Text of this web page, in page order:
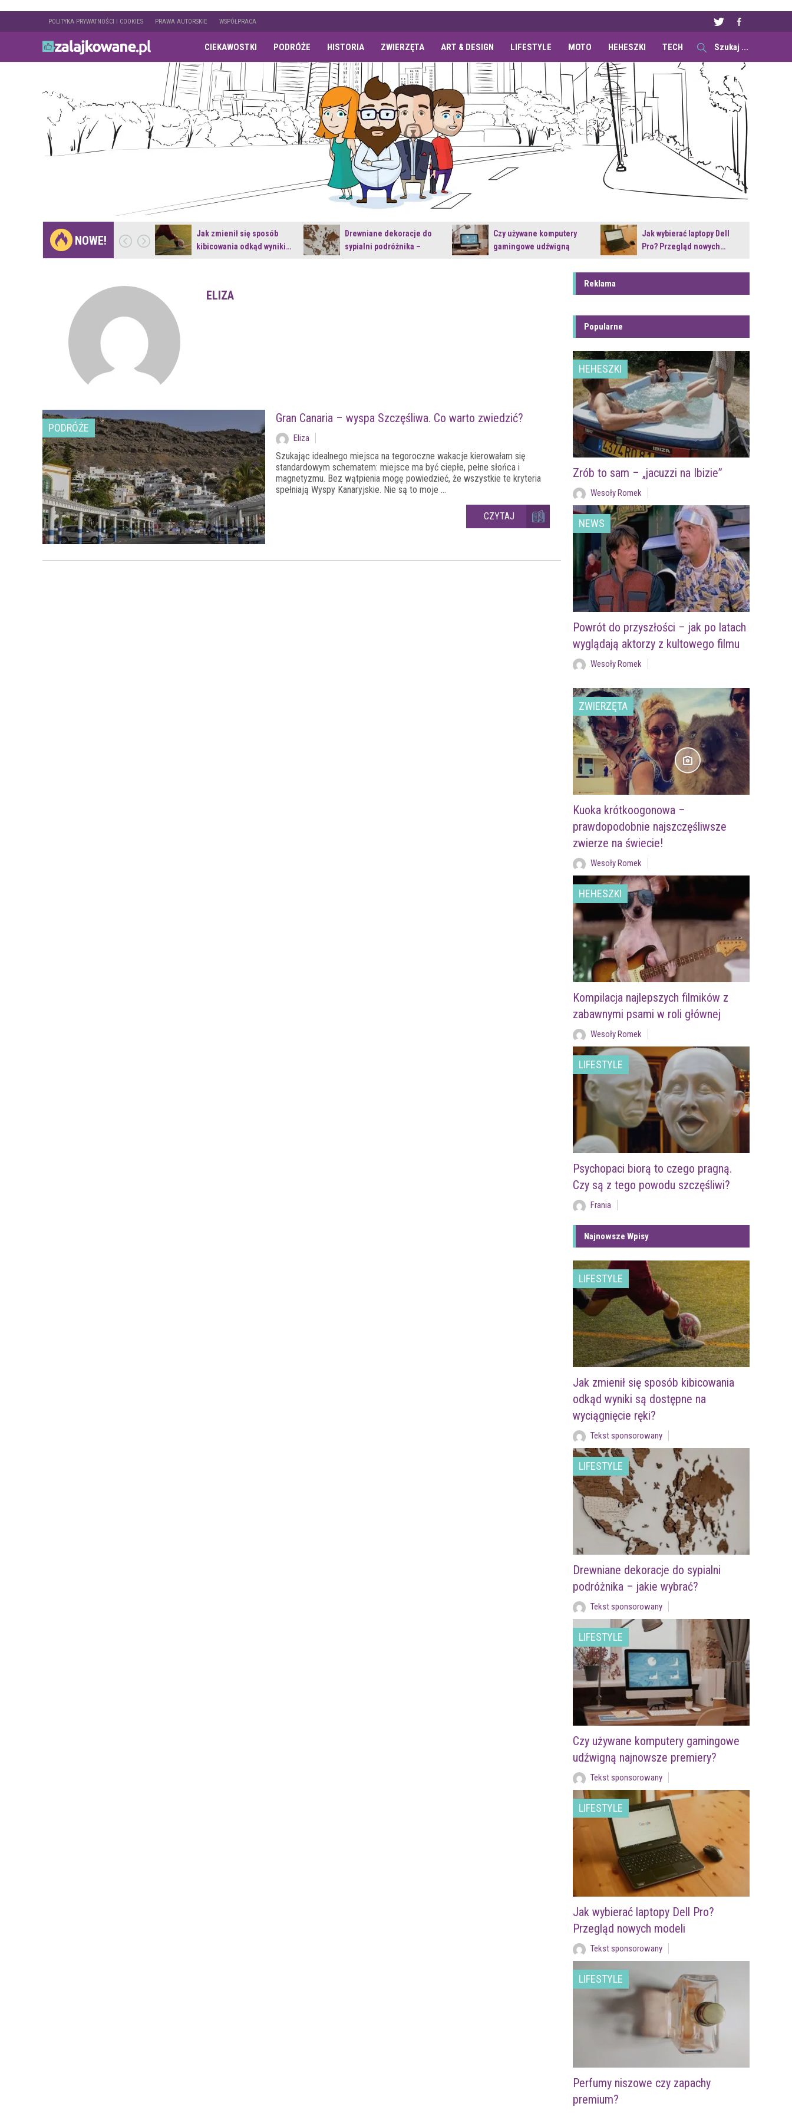
POLITYKA PRYWATNOŚCI I COOKIES PRAWA AUTORSKIE WSPÓŁPRACA
CIEKAWOSTKI PODRÓŻE HISTORIA ZWIERZĘTA ART & DESIGN LIFESTYLE MOTO HEHESZKI TECH
NOWE!
Gdzie pojechać na
weekend z naturą w…
Jak zmienił się sposób
kibicowania odkąd wyniki…
Drewniane dekoracje do
sypialni podróżnika –
Czy używane komputery
gamingowe udźwigną
Jak wybierać laptopy Dell
Pro? Przegląd nowych…
ELIZA
PODRÓŻE
Gran Canaria – wyspa Szczęśliwa. Co warto zwiedzić?
Eliza
Szukając idealnego miejsca na tegoroczne wakacje kierowałam się
standardowym schematem: miejsce ma być ciepłe, pełne słońca i
magnetyzmu. Bez wątpienia mogę powiedzieć, że wszystkie te kryteria
spełniają Wyspy Kanaryjskie. Nie są to moje ...
CZYTAJ
Reklama
Popularne
HEHESZKI
Zrób to sam – „jacuzzi na Ibizie”
Wesoły Romek
NEWS
Powrót do przyszłości – jak po latach
wyglądają aktorzy z kultowego filmu
Wesoły Romek
ZWIERZĘTA
Kuoka krótkoogonowa –
prawdopodobnie najszczęśliwsze
zwierze na świecie!
Wesoły Romek
HEHESZKI
Kompilacja najlepszych filmików z
zabawnymi psami w roli głównej
Wesoły Romek
LIFESTYLE
Psychopaci biorą to czego pragną.
Czy są z tego powodu szczęśliwi?
Frania
Najnowsze Wpisy
LIFESTYLE
Jak zmienił się sposób kibicowania
odkąd wyniki są dostępne na
wyciągnięcie ręki?
Tekst sponsorowany
LIFESTYLE
Drewniane dekoracje do sypialni
podróżnika – jakie wybrać?
Tekst sponsorowany
LIFESTYLE
Czy używane komputery gamingowe
udźwigną najnowsze premiery?
Tekst sponsorowany
LIFESTYLE
Jak wybierać laptopy Dell Pro?
Przegląd nowych modeli
Tekst sponsorowany
LIFESTYLE
Perfumy niszowe czy zapachy
premium?